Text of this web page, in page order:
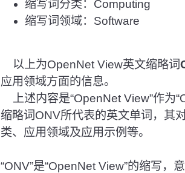
缩写词分类：Computing
缩写词领域：Software
以上为OpenNet View英文缩略词
应用领域方面的信息。
上述内容是“OpenNet View”作为
缩略词ONV所代表的英文单词，其
类、应用领域及应用示例等。
“ONV”是“OpenNet View”的缩写，